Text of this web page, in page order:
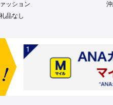
ッション
品なし